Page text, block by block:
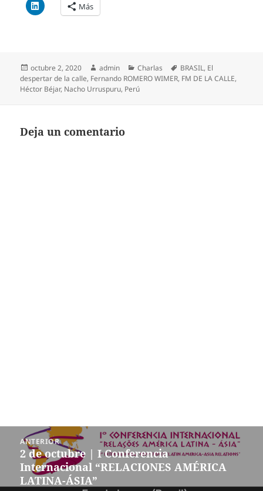
Más
Publicado
el
octubre 2, 2020 Autor
admin Categorías
Charlas Etiquetas
BRASIL, El
despertar de la calle, Fernando ROMERO WIMER, FM DE LA CALLE,
Héctor Béjar, Nacho Urruspuru, Perú
Deja un comentario
Navegación
entradas
ANTERIOR
Entrada
anterior:
2 de octubre | I Conferencia
Internacional “RELACIONES AMÉRICA
LATINA-ÁSIA”